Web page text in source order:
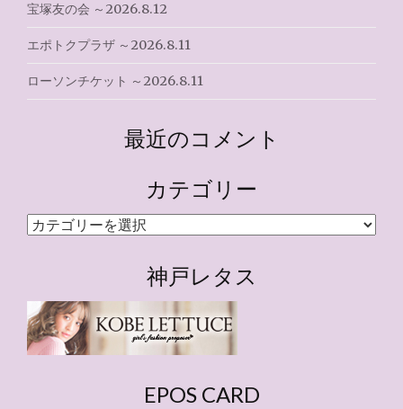
宝塚友の会 ～2026.8.12
エポトクプラザ ～2026.8.11
ローソンチケット ～2026.8.11
最近のコメント
カテゴリー
カ
ー
神戸レタス
EPOS CARD